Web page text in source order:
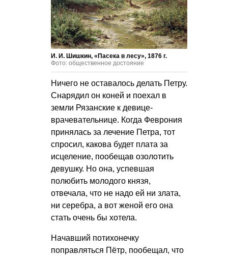
И. И. Шишкин, «Пасека в лесу», 1876 г.
Фото: общественное достояние
Ничего не оставалось делать Петру.
Снарядил он коней и поехал в
земли Рязанские к девице-
врачевательнице. Когда Феврония
принялась за лечение Петра, тот
спросил, какова будет плата за
исцеление, пообещав озолотить
девушку. Но она, успевшая
полюбить молодого князя,
отвечала, что не надо ей ни злата,
ни серебра, а вот женой его она
стать очень бы хотела.
Начавший потихонечку
поправляться Пётр, пообещал, что